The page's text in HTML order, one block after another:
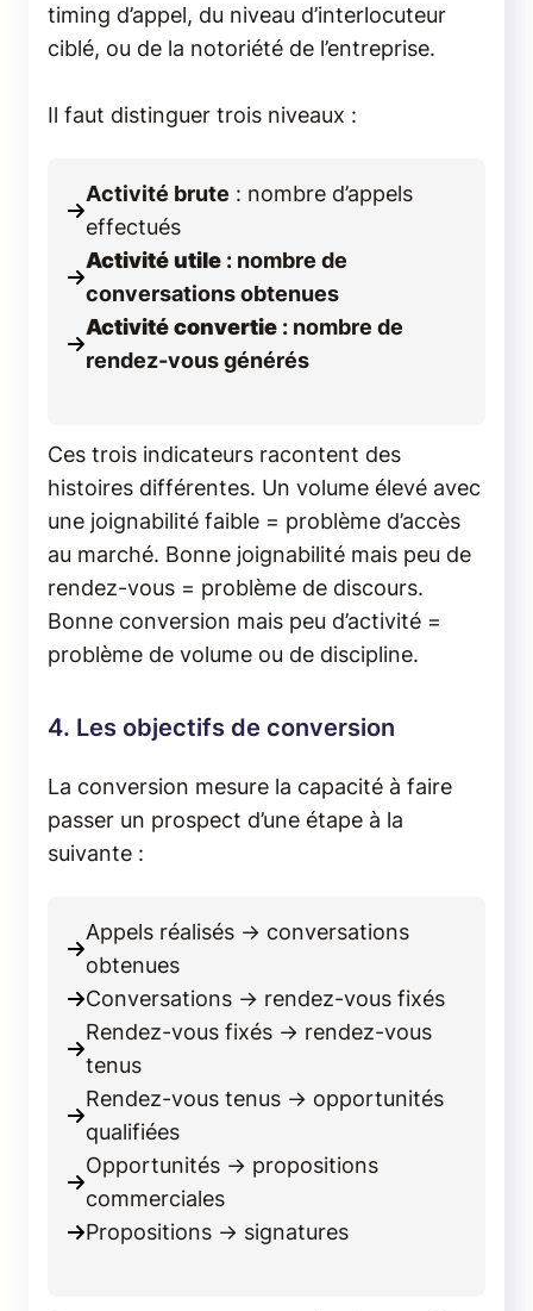
timing d’appel, du niveau d’interlocuteur
ciblé, ou de la notoriété de l’entreprise.
Il faut distinguer trois niveaux :
Activité brute : nombre d’appels
effectués
Activité utile : nombre de
conversations obtenues
Activité convertie : nombre de
rendez-vous générés
Ces trois indicateurs racontent des
histoires différentes. Un volume élevé avec
une joignabilité faible = problème d’accès
au marché. Bonne joignabilité mais peu de
rendez-vous = problème de discours.
Bonne conversion mais peu d’activité =
problème de volume ou de discipline.
4. Les objectifs de conversion
La conversion mesure la capacité à faire
passer un prospect d’une étape à la
suivante :
Appels réalisés → conversations
obtenues
Conversations → rendez-vous fixés
Rendez-vous fixés → rendez-vous
tenus
Rendez-vous tenus → opportunités
qualifiées
Opportunités → propositions
commerciales
Propositions → signatures